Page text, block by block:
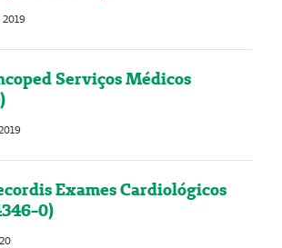
2019
Serviços Médicos
Exames Cardiológicos
0)